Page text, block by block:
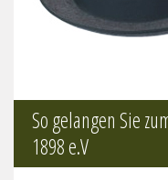
So gelangen Sie
1898 e.V